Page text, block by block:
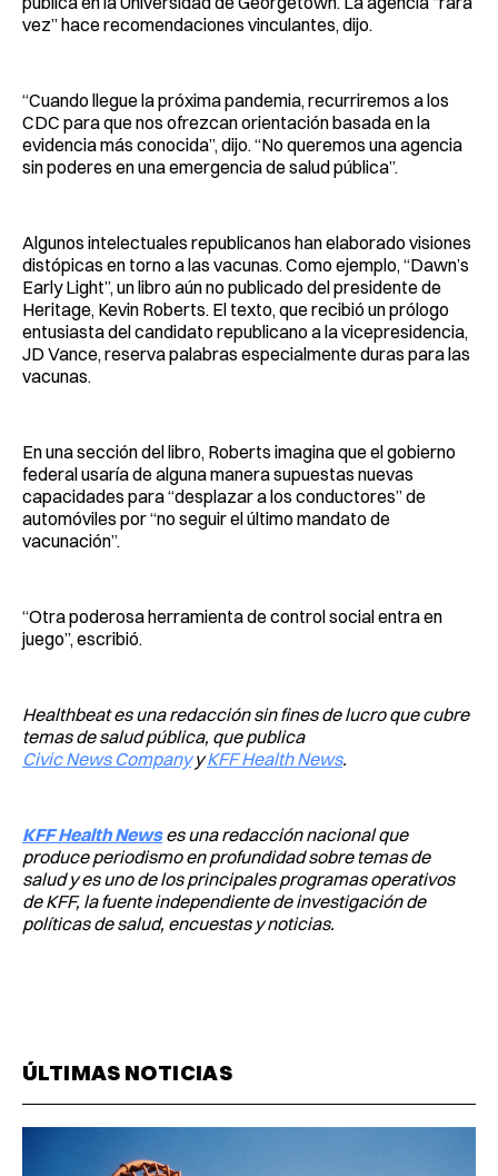
vez” hace recomendaciones vinculantes, dijo.
“Cuando llegue la próxima pandemia, recurriremos a los
CDC para que nos ofrezcan orientación basada en la
evidencia más conocida”, dijo. “No queremos una agencia
sin poderes en una emergencia de salud pública”.
Algunos intelectuales republicanos han elaborado visiones
distópicas en torno a las vacunas. Como ejemplo, “Dawn’s
Early Light”, un libro aún no publicado del presidente de
Heritage, Kevin Roberts. El texto, que recibió un prólogo
entusiasta del candidato republicano a la vicepresidencia,
JD Vance, reserva palabras especialmente duras para las
vacunas.
En una sección del libro, Roberts imagina que el gobierno
federal usaría de alguna manera supuestas nuevas
capacidades para “desplazar a los conductores” de
automóviles por “no seguir el último mandato de
vacunación”.
“Otra poderosa herramienta de control social entra en
juego”, escribió.
Healthbeat es una redacción sin fines de lucro que cubre
temas de salud pública, que publica
Civic News CompanyyKFF Health News.
KFF Health Newses una redacción nacional que
produce periodismo en profundidad sobre temas de
salud y es uno de los principales programas operativos
de KFF, la fuente independiente de investigación de
políticas de salud, encuestas y noticias.
ÚLTIMAS NOTICIAS